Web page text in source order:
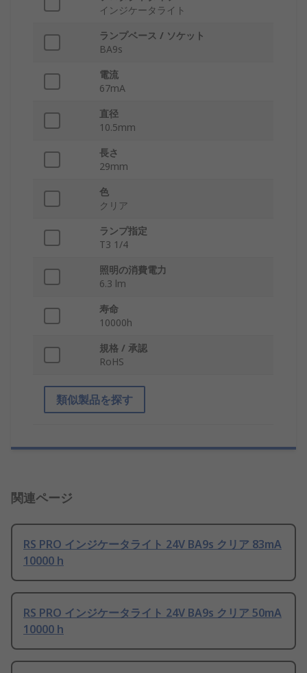
インジケータライト
ランプベース / ソケット
BA9s
電流
67mA
直径
10.5mm
長さ
29mm
色
クリア
ランプ指定
T3 1/4
照明の消費電力
6.3 lm
寿命
10000h
規格 / 承認
RoHS
類似製品を探す
関連ページ
RS PRO インジケータライト 24V BA9s クリア 83mA
10000 h
RS PRO インジケータライト 24V BA9s クリア 50mA
10000 h